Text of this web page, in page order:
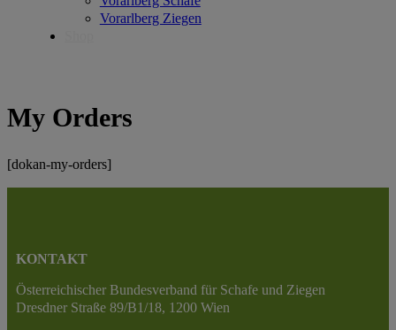
Vorarlberg Ziegen
My Orders
[dokan-my-orders]
KONTAKT
Österreichischer Bundesverband für Schafe und Ziegen
Dresdner Straße 89/B1/18, 1200 Wien